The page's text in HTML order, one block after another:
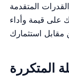
المتقدمة
على قيمة وأداء
المتكررة